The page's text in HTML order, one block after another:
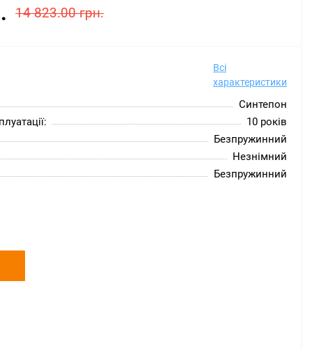
14 823.00 грн.
Всі
характеристики
Синтепон
10 років
Безпружинний
Незнімний
Безпружинний